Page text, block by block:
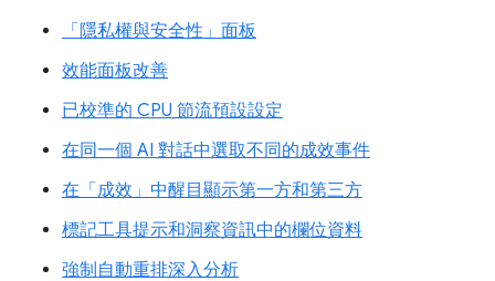
「隱私權與安全性」面板
效能面板改善
已校準的 CPU 節流預設設定
在同一個 AI 對話中選取不同的成效事件
在「成效」中醒目顯示第一方和第三方
標記工具提示和洞察資訊中的欄位資料
強制自動重排深入分析